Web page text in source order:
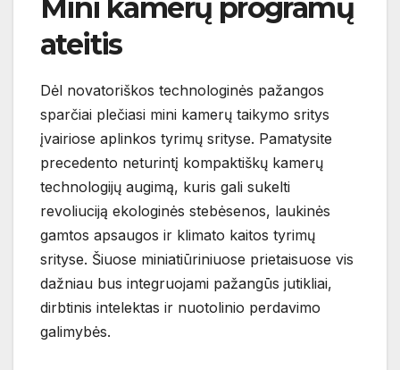
Mini kamerų programų
ateitis
Dėl novatoriškos technologinės pažangos
sparčiai plečiasi mini kamerų taikymo sritys
įvairiose aplinkos tyrimų srityse. Pamatysite
precedento neturintį kompaktiškų kamerų
technologijų augimą, kuris gali sukelti
revoliuciją ekologinės stebėsenos, laukinės
gamtos apsaugos ir klimato kaitos tyrimų
srityse. Šiuose miniatiūriniuose prietaisuose vis
dažniau bus integruojami pažangūs jutikliai,
dirbtinis intelektas ir nuotolinio perdavimo
galimybės.